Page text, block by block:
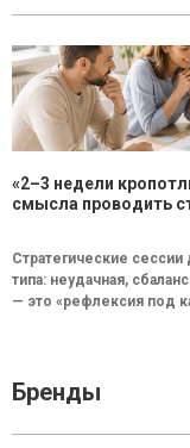
«2–3 недели
смысла проводить
Стратегические
типа: неудачная,
— это «рефлексия под
Бренды